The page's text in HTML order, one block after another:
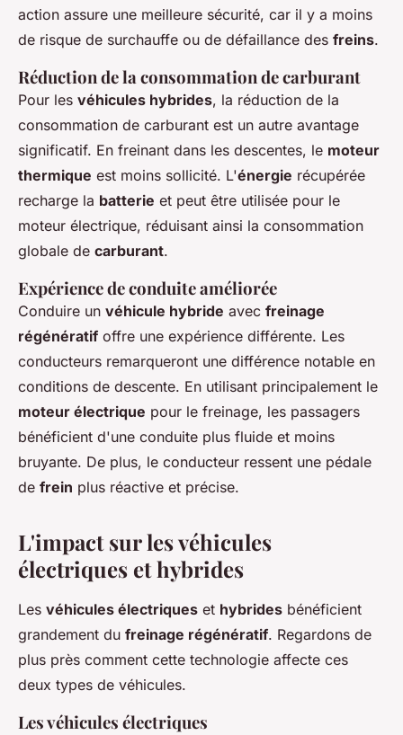
action assure une meilleure sécurité, car il y a moins
de risque de surchauffe ou de défaillance des freins.
Réduction de la consommation de carburant
Pour les véhicules hybrides, la réduction de la
consommation de carburant est un autre avantage
significatif. En freinant dans les descentes, le moteur
thermique est moins sollicité. L'énergie récupérée
recharge la batterie et peut être utilisée pour le
moteur électrique, réduisant ainsi la consommation
globale de carburant.
Expérience de conduite améliorée
Conduire un véhicule hybride avec freinage
régénératif offre une expérience différente. Les
conducteurs remarqueront une différence notable en
conditions de descente. En utilisant principalement le
moteur électrique pour le freinage, les passagers
bénéficient d'une conduite plus fluide et moins
bruyante. De plus, le conducteur ressent une pédale
de frein plus réactive et précise.
L'impact sur les véhicules
électriques et hybrides
Les véhicules électriques et hybrides bénéficient
grandement du freinage régénératif. Regardons de
plus près comment cette technologie affecte ces
deux types de véhicules.
Les véhicules électriques